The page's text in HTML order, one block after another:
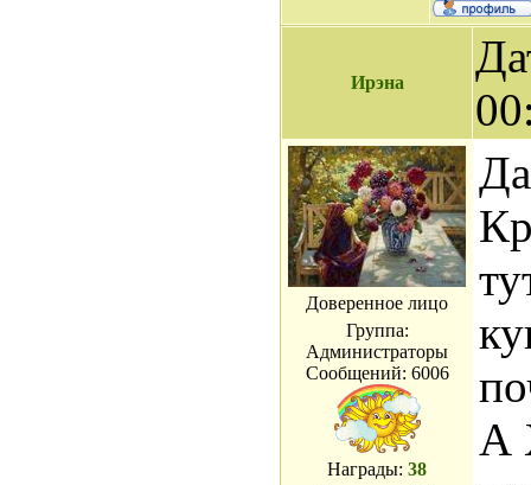
Ирэна
Доверенное лицо
Группа:
Администраторы
Сообщений: 6006
Награды: 38
А